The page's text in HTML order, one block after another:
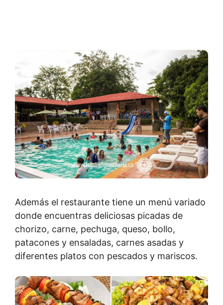
Además el restaurante tiene un menú variado
donde encuentras deliciosas picadas de
chorizo, carne, pechuga, queso, bollo,
patacones y ensaladas, carnes asadas y
diferentes platos con pescados y mariscos.